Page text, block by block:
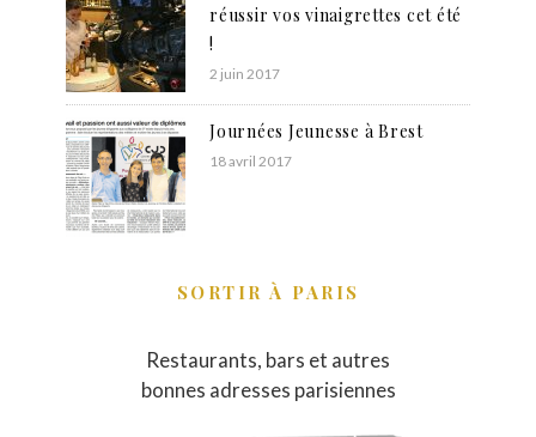
réussir vos vinaigrettes cet été
!
2 juin 2017
Journées Jeunesse à Brest
18 avril 2017
SORTIR À PARIS
Restaurants, bars et autres
bonnes adresses parisiennes